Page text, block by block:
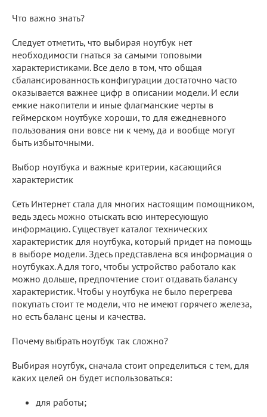
Что важно знать?
Следует отметить, что выбирая ноутбук нет
необходимости гнаться за самыми топовыми
характеристиками. Все дело в том, что общая
сбалансированность конфигурации достаточно часто
оказывается важнее цифр в описании модели. И если
емкие накопители и иные флагманские черты в
геймерском ноутбуке хороши, то для ежедневного
пользования они вовсе ни к чему, да и вообще могут
быть избыточными.
Выбор ноутбука и важные критерии, касающийся
характеристик
Сеть Интернет стала для многих настоящим помощником,
ведь здесь можно отыскать всю интересующую
информацию. Существует каталог технических
характеристик для ноутбука, который придет на помощь
в выборе модели. Здесь представлена вся информация о
ноутбуках. А для того, чтобы устройство работало как
можно дольше, предпочтение стоит отдавать балансу
характеристик. Чтобы у ноутбука не было перегрева
покупать стоит те модели, что не имеют горячего железа,
но есть баланс цены и качества.
Почему выбрать ноутбук так сложно?
Выбирая ноутбук, сначала стоит определиться с тем, для
каких целей он будет использоваться:
для работы;